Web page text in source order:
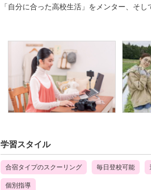
「自分に合った高校生活」をメンター、そ
学習スタイル
合宿タイプのスクーリング 毎日登校可能
個別指導